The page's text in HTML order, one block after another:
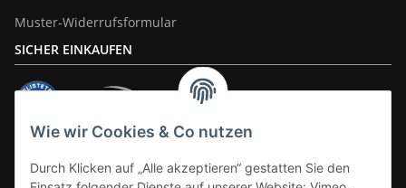
Wie wir Cookies & Co nutzen
Durch Klicken auf „Alle akzeptieren“ gestatten Sie den
Muster-Widerrufsformular
SICHER EINKAUFEN